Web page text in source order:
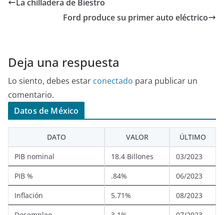
La chilladera de Biestro
Ford produce su primer auto eléctrico
Deja una respuesta
Lo siento, debes estar conectado para publicar un
comentario.
Datos de México
DATO VALOR ÚLTIMO
PIB nominal 18.4 Billones 03/2023
PIB % .84% 06/2023
Inflación 5.71% 08/2023